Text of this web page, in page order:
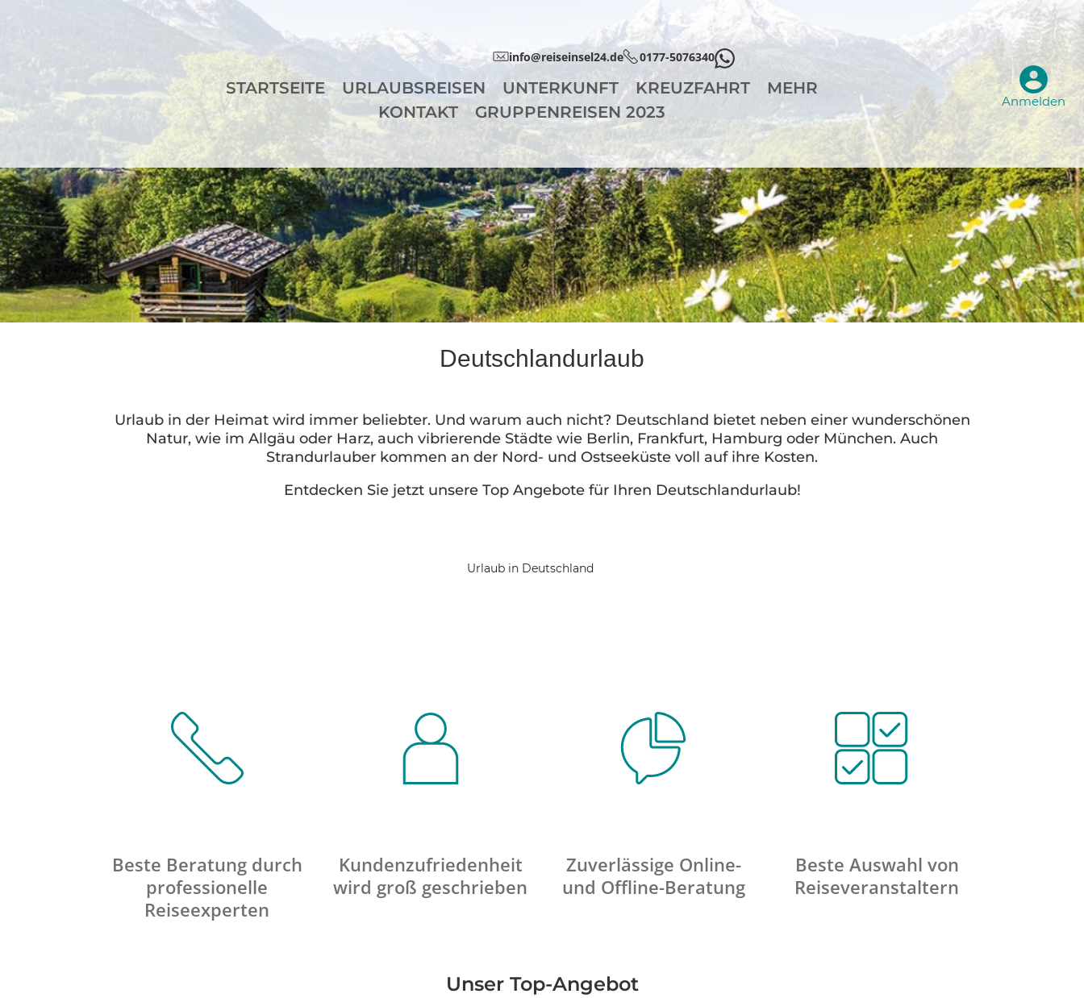
info@reiseinsel24.de 0177-5076340
Anmelden
STARTSEITE URLAUBSREISEN UNTERKUNFT KREUZFAHRT
MEHR
KONTAKT
GRUPPENREISEN 2023
Deutschlandurlaub
Urlaub in der Heimat wird immer beliebter. Und warum auch nicht? Deutschland bietet neben einer wunderschönen
Natur, wie im Allgäu oder Harz, auch vibrierende Städte wie Berlin, Frankfurt, Hamburg oder München. Auch
Strandurlauber kommen an der Nord- und Ostseeküste voll auf ihre Kosten.
Entdecken Sie jetzt unsere Top Angebote für Ihren Deutschlandurlaub!
Urlaub in Deutschland
Beste Beratung durch
professionelle
Reiseexperten
Kundenzufriedenheit
wird groß geschrieben
Zuverlässige Online-
und Offline-Beratung
Beste Auswahl von
Reiseveranstaltern
Unser Top-Angebot